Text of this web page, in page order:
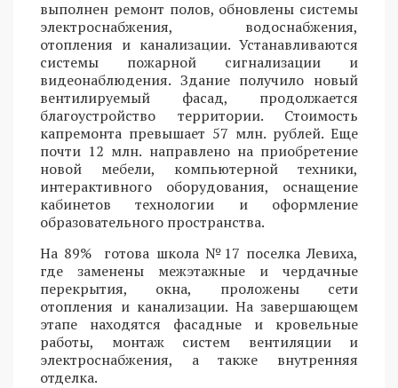
выполнен ремонт полов, обновлены системы
электроснабжения, водоснабжения,
отопления и канализации. Устанавливаются
системы пожарной сигнализации и
видеонаблюдения. Здание получило новый
вентилируемый фасад, продолжается
благоустройство территории. Стоимость
капремонта превышает 57 млн. рублей. Еще
почти 12 млн. направлено на приобретение
новой мебели, компьютерной техники,
интерактивного оборудования, оснащение
кабинетов технологии и оформление
образовательного пространства.
На 89% готова школа №17 поселка Левиха,
где заменены межэтажные и чердачные
перекрытия, окна, проложены сети
отопления и канализации. На завершающем
этапе находятся фасадные и кровельные
работы, монтаж систем вентиляции и
электроснабжения, а также внутренняя
отделка.